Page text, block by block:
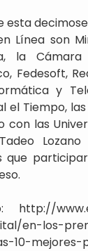
esta
Línea son
la Cámara
Fedesoft,
y
el Tiempo,
con las
que
http://
en-los-
10-mejores-